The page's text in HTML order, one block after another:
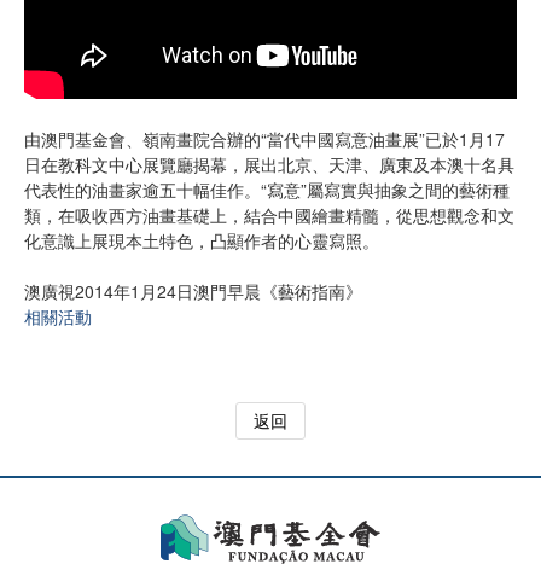
由澳門基金會、嶺南畫院合辦的“當代中國寫意油畫展”已於1月17
日在教科文中心展覽廳揭幕，展出北京、天津、廣東及本澳十名具
代表性的油畫家逾五十幅佳作。“寫意”屬寫實與抽象之間的藝術種
類，在吸收西方油畫基礎上，結合中國繪畫精髓，從思想觀念和文
化意識上展現本土特色，凸顯作者的心靈寫照。
澳廣視2014年1月24日澳門早晨《藝術指南》
相關活動
返回